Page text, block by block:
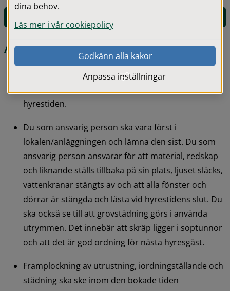
Ansvar och regler​
Du som hyresgäst ska utse en ansvarig person,
hyrestiden.
Du som ansvarig person ska vara först i
lokalen/anläggningen och lämna den sist. Du som
ansvarig person ansvarar för att material, redskap
och liknande ställs tillbaka på sin plats, ljuset släcks,
vattenkranar stängts av och att alla fönster och
dörrar är stängda och låsta vid hyrestidens slut. Du
ska också se till att grovstädning görs i använda
utrymmen. Det innebär att skräp ligger i soptunnor
och att det är god ordning för nästa hyresgäst.
Framplockning av utrustning, iordningställande och
städning ska ske inom den bokade tiden
dina behov.
Läs mer i vår cookiepolicy
Godkänn alla kakor
Anpassa inställningar